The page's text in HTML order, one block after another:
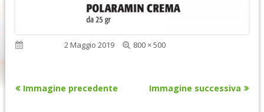
Pubblicato2 Maggio 2019
Dimensione
800 × 500
Immagine precedente Immagine successiva